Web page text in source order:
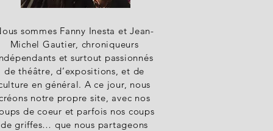
sommes Fanny Inesta et Jean-
Michel Gautier, chroniqueurs
et surtout passionnés
de théâtre, d’expositions, et de
en général. A ce jour, nous
notre propre site, avec nos
de coeur et parfois nos coups
de griffes… que nous partageons